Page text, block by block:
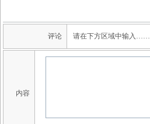
评论 请在下方区域中输入……
内容